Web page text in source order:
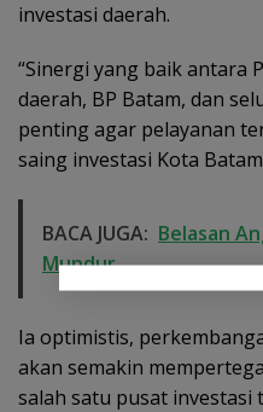
investasi daerah.
“Sinergi yang baik antara
daerah, BP Batam, dan
penting agar pelayanan
saing investasi Kota
BACA JUGA: Belasan
Mundur
Ia optimistis,
akan semakin
salah satu pusat investasi